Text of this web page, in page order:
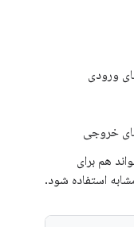
ورودی
خروجی
هم برای
استفاده شود.